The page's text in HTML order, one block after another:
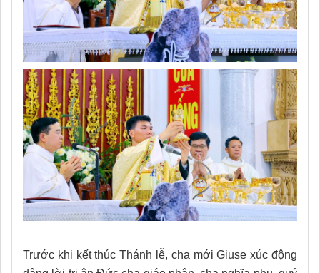
Trước khi kết thúc Thánh lễ, cha mới Giuse xúc động